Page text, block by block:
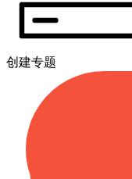
创建专题